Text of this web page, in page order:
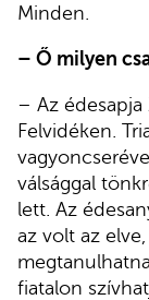
Minden.
– Ő milyen
– Az
Felvidéken.
válsággal
lett. Az
az volt az
fiatalon